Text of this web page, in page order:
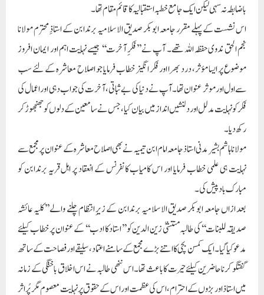
باضابطہ نہ سہی لیکن ایک جامع خطبہ استقبالیہ کا قائم مقام تھا۔
اس نشست کے پہلے مقرر جامعہ ابوبکر صدیق الاسلامیہ برندابن کے استاذِ محترم مولانا
نجم الحق ندوی حفظہ اللہ تھے۔ آپ نے ’’فکرِ آخرت‘‘ جیسے نہایت اہم اور ایمان افروز
موضوع پر ایسا مؤثر، درد بھرا اور فکر انگیز خطاب فرمایا جو اصلاح معاشرہ کے لئے سب
سے اول اور موثر عنوان تھا۔ آپ نے دنیا کی بے ثباتی، آخرت کی جواب دہی اور اعمال کی
فکر کو نہایت مدلل اور دلنشیں انداز میں بیان کیا، جس نے سامعین کے دلوں کو جھنجھوڑ کر
رکھ دیا۔
مولانا ہاشم بشیر مدنی استاذ جامعہ امام ابن تیمیہ نے بھی اصلاح معاشرہ کے عنوان پر مجمع سے
نہایت ہی علمی خطاب فرمایا اور اس کامیاب کانفرنس کے انعقاد پر اہل قریہ برندابن کو
مبارک باد پیش کی۔
بعد ازاں جامعہ ابوبکر صدیق الاسلامیہ برندابن کے زیرِ انتظام چلنے والے ’’کلیہ عائشہ
صدیقہ للبنات‘‘ کی طالبہ منتشیٰ زین الدین کو ’’استاد کا ادب‘‘ کے عنوان پر خطاب کیلئے
مدعو کیا گیا۔ ایک کمسن بچی کا اتنے بڑے مجمع کے سامنے اعتماد، سلیقے اور فصاحت کے ساتھ
گفتگو کرنا حاضرین کیلئے حیرت کا باعث تھا۔ اس ننھی طالبہ نے اس اخلاق باختگی کے زمانہ
میں استاذ اور بڑوں کے احترام، اس کی عظمت اور اس کے حقوق پر نہایت معصوم مگر پُراثر